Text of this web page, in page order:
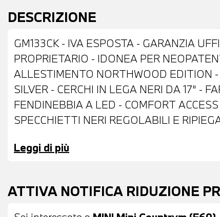
DESCRIZIONE
GM133CK - IVA ESPOSTA - GARANZIA
PROPRIETARIO - IDONEA PER
ALLESTIMENTO NORTHWOOD EDITION
SILVER - CERCHI IN LEGA NERI DA 17" -
FENDINEBBIA A LED - COMFORT
SPECCHIETTI NERI REGOLABILI E
POSTERIORE - INTERNI IN STOFFA
MODES - FRENATA DI EMERGENZA -
AUTOMATICO BIZONA - SEDILI
SCORREVOLI CON SCHIENALI
Leggi di più
ATTIVA NOTIFICA RIDUZIONE